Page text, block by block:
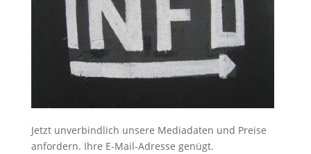
Jetzt unverbindlich unsere Mediadaten und Preise
anfordern. Ihre E-Mail-Adresse genügt.